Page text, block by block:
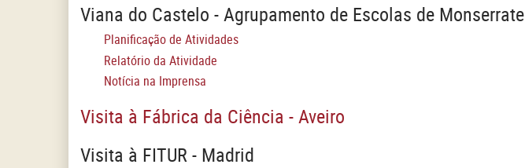
Viana do Castelo - Agrupamento de Escolas de Monserrate
Planificação de Atividades
Relatório da Atividade
Notícia na Imprensa
Visita à Fábrica da Ciência - Aveiro
Visita à FITUR - Madrid